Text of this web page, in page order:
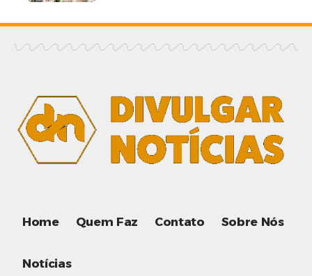
Home Quem Faz Contato Sobre Nós
Notícias